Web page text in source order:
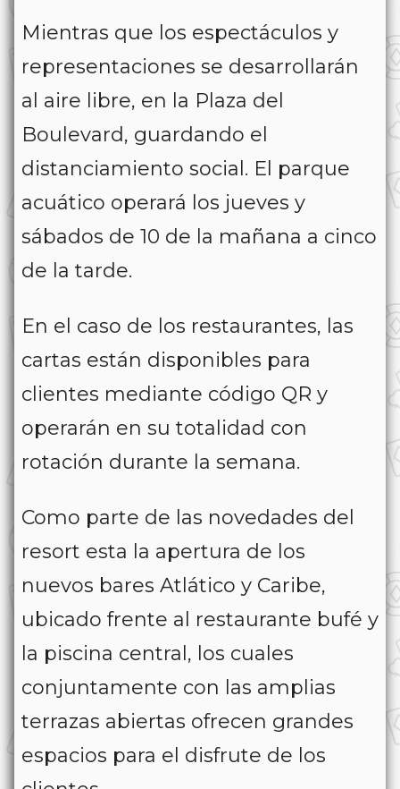
Mientras que los espectáculos y
representaciones se desarrollarán
al aire libre, en la Plaza del
Boulevard, guardando el
distanciamiento social. El parque
acuático operará los jueves y
sábados de 10 de la mañana a cinco
de la tarde.
En el caso de los restaurantes, las
cartas están disponibles para
clientes mediante código QR y
operarán en su totalidad con
rotación durante la semana.
Como parte de las novedades del
resort esta la apertura de los
nuevos bares Atlático y Caribe,
ubicado frente al restaurante bufé y
la piscina central, los cuales
conjuntamente con las amplias
terrazas abiertas ofrecen grandes
espacios para el disfrute de los